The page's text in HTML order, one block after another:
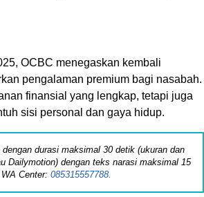
OCBC menegaskan kembali
pengalaman premium bagi nasabah.
finansial yang lengkap, tetapi juga
sisi personal dan gaya hidup.
durasi maksimal 30 detik (ukuran dan
Dailymotion) dengan teks narasi maksimal 15
Center: 085315557788.